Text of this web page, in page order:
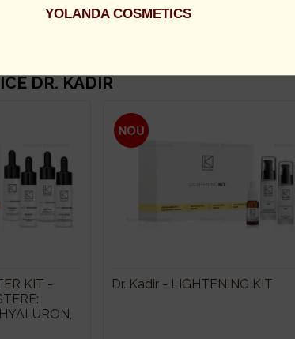
442 Lei
DR. KADIR
KIT -
Dr. Kadir - LIGHTENING KIT
YOLANDA COSMETICS